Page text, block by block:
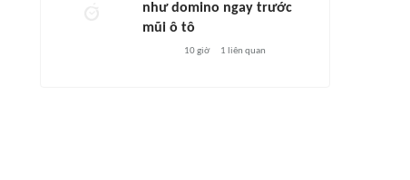
như domino ngay trước
mũi ô tô
10 giờ 1 liên quan